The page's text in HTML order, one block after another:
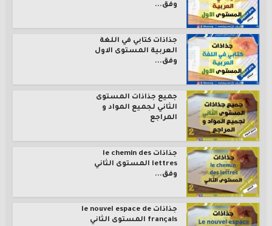
وفق...
جذاذات كتابي في اللغة
العربية المستوى الاول
وفق...
جميع جذاذات المستوى
الثاني لجميع المواد و
المراجع
جذاذات le chemin des
lettres المستوى الثاني
وفق...
جذاذات le nouvel espace de
français المستوى الثاني